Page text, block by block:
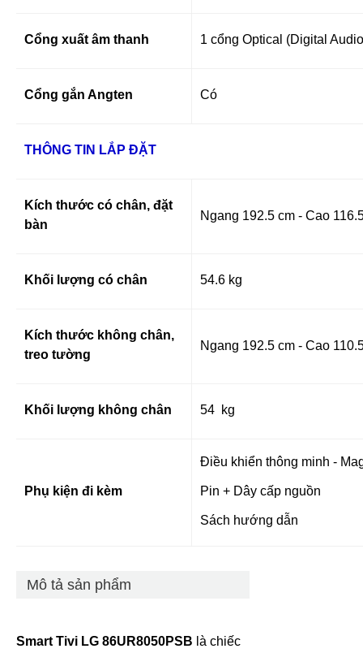
Cổng xuất âm thanh 1 cổng Optical (Digital
Cổng gắn Angten Có
THÔNG TIN LẮP ĐẶT
Kích thước có chân, đặt
bàn
Ngang 192.5 cm - Cao
Khối lượng có chân 54.6 kg
Kích thước không chân,
treo tường
Ngang 192.5 cm - Cao
Khối lượng không chân 54 kg
Phụ kiện đi kèm
Điều khiển thông minh -
Pin + Dây cấp nguồn
Sách hướng dẫn
Mô tả sản phẩm
Smart Tivi LG 86UR8050PSB là chiếc